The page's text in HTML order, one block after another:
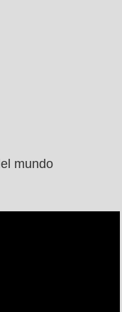
mundo